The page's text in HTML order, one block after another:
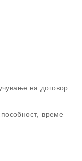
на договор
време